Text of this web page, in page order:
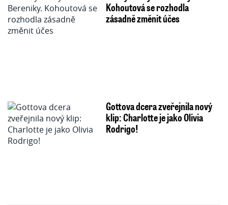
Kohoutová se rozhodla
zásadně změnit účes
Gottova dcera zveřejnila nový
klip: Charlotte je jako Olivia
Rodrigo!